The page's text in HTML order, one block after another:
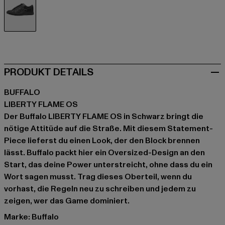
PRODUKT DETAILS
BUFFALO
LIBERTY FLAME OS
Der Buffalo LIBERTY FLAME OS in Schwarz bringt die
nötige Attitüde auf die Straße. Mit diesem Statement-
Piece lieferst du einen Look, der den Block brennen
lässt. Buffalo packt hier ein Oversized-Design an den
Start, das deine Power unterstreicht, ohne dass du ein
Wort sagen musst. Trag dieses Oberteil, wenn du
vorhast, die Regeln neu zu schreiben und jedem zu
zeigen, wer das Game dominiert.
Marke: Buffalo